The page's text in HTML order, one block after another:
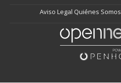
Aviso Legal Quiénes Somos